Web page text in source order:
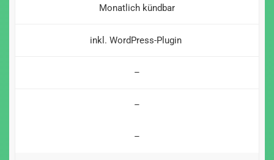
Monatlich kündbar
inkl. WordPress-Plugin
–
–
–